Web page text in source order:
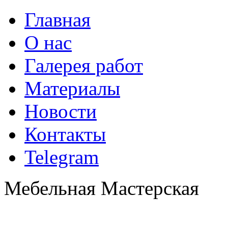
Главная
О нас
Галерея работ
Материалы
Новости
Контакты
Telegram
Мебельная Мастерская